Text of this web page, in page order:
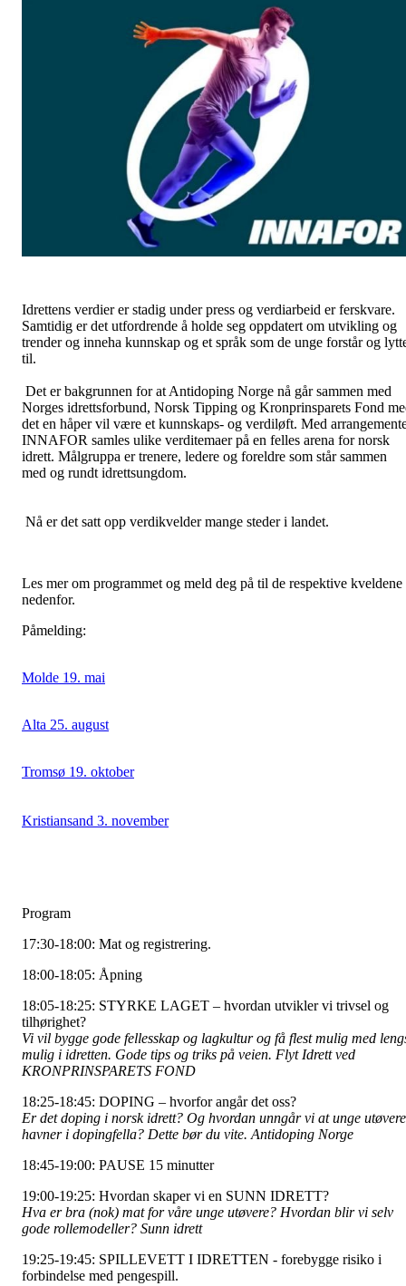
Idrettens verdier er stadig under press og verdiarbeid er ferskvare.
Samtidig er det utfordrende å holde seg oppdatert om utvikling og
trender og inneha kunnskap og et språk som de unge forstår og
til.
Det er bakgrunnen for at Antidoping Norge nå går sammen med
Norges idrettsforbund, Norsk Tipping og Kronprinsparets Fond
det en håper vil være et kunnskaps- og verdiløft. Med
INNAFOR samles ulike verditemaer på en felles arena for norsk
idrett. Målgruppa er trenere, ledere og foreldre som står sammen
med og rundt idrettsungdom.
Nå er det satt opp verdikvelder mange steder i landet.
Les mer om programmet og meld deg på til de respektive kveldene
nedenfor.
Påmelding:
Molde 19. mai
Alta 25. august
Tromsø 19. oktober
Kristiansand 3. november
Program
17:30-18:00: Mat og registrering.
18:00-18:05: Åpning
18:05-18:25: STYRKE LAGET – hvordan utvikler vi trivsel og
tilhørighet?
Vi vil bygge gode fellesskap og lagkultur og få flest mulig med
mulig i idretten. Gode tips og triks på veien. Flyt Idrett ved
KRONPRINSPARETS FOND
18:25-18:45: DOPING – hvorfor angår det oss?
Er det doping i norsk idrett? Og hvordan unngår vi at unge utøvere
havner i dopingfella? Dette bør du vite. Antidoping Norge
18:45-19:00: PAUSE 15 minutter
19:00-19:25: Hvordan skaper vi en SUNN IDRETT?
Hva er bra (nok) mat for våre unge utøvere? Hvordan blir vi selv
gode rollemodeller? Sunn idrett
19:25-19:45: SPILLEVETT I IDRETTEN - forebygge risiko i
forbindelse med pengespill.